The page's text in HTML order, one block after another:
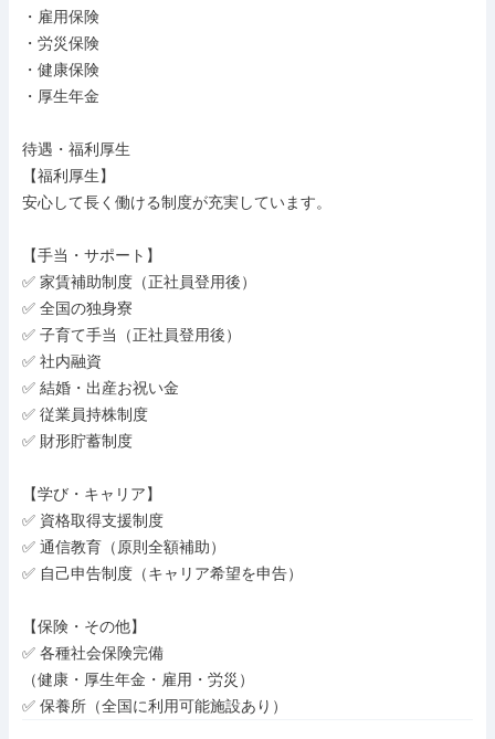
・雇用保険
・労災保険
・健康保険
・厚生年金
待遇・福利厚生
【福利厚生】
安心して長く働ける制度が充実しています。
【手当・サポート】
✅ 家賃補助制度（正社員登用後）
✅ 全国の独身寮
✅ 子育て手当（正社員登用後）
✅ 社内融資
✅ 結婚・出産お祝い金
✅ 従業員持株制度
✅ 財形貯蓄制度
【学び・キャリア】
✅ 資格取得支援制度
✅ 通信教育（原則全額補助）
✅ 自己申告制度（キャリア希望を申告）
【保険・その他】
✅ 各種社会保険完備
（健康・厚生年金・雇用・労災）
✅ 保養所（全国に利用可能施設あり）